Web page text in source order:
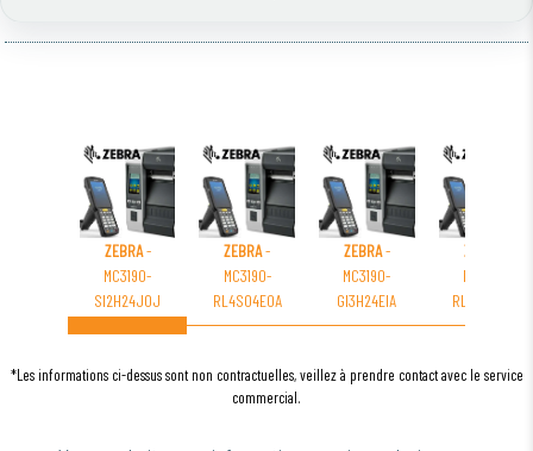
ZEBRA-
MC3190-
SI2H24J0J
ZEBRA-
MC3190-
RL4S04E0A
ZEBRA-
MC3190-
GI3H24EIA
ZEBRA
MC3190-
RL2S24J0J
*Les informations ci-dessus sont non contractuelles, veillez à prendre contact avec le service
commercial.